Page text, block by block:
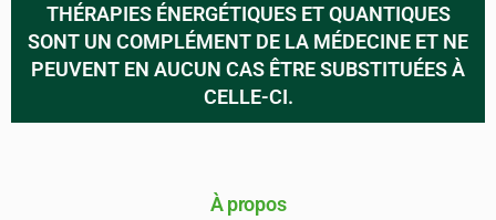
THÉRAPIES ÉNERGÉTIQUES ET QUANTIQUES
SONT UN COMPLÉMENT DE LA MÉDECINE ET NE
PEUVENT EN AUCUN CAS ÊTRE SUBSTITUÉES À
CELLE-CI.
À propos